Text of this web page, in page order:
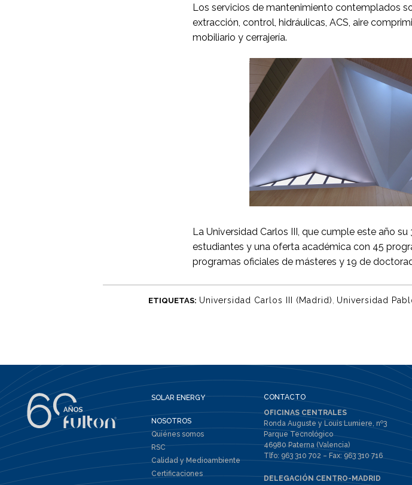
Los servicios de mantenimiento contemplados
extracción, control, hidráulicas, ACS, aire
mobiliario y cerrajería.
La Universidad Carlos III, que cumple este año
estudiantes y una oferta académica con 45
programas oficiales de másteres y 19 de
ETIQUETAS: Universidad Carlos III (Madrid) Universidad
SOLAR ENERGY
NOSOTROS
Quiénes somos
RSC
Calidad y Medioambiente
Certificaciones
CONTACTO
OFICINAS CENTRALES
Ronda Auguste y Louis Lumiere, nº3
Parque Tecnológico
46980 Paterna (Valencia)
Tlfo: 963 310 702 – Fax: 963 310 716
DELEGACIÓN CENTRO-MADRID